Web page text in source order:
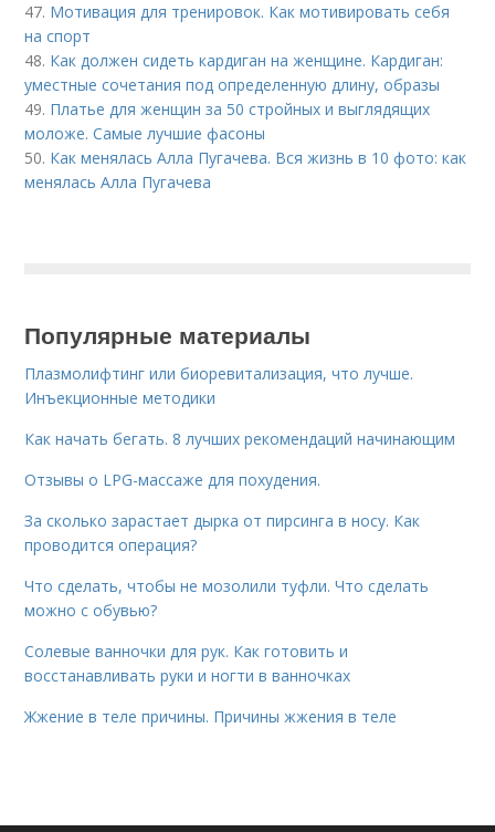
47. Мотивация для тренировок. Как мотивировать себя
на спорт
48. Как должен сидеть кардиган на женщине. Кардиган:
уместные сочетания под определенную длину, образы
49. Платье для женщин за 50 стройных и выглядящих
моложе. Самые лучшие фасоны
50. Как менялась Алла Пугачева. Вся жизнь в 10 фото: как
менялась Алла Пугачева
Популярные материалы
Плазмолифтинг или биоревитализация, что лучше.
Инъекционные методики
Как начать бегать. 8 лучших рекомендаций начинающим
Отзывы о LPG-массаже для похудения.
За сколько зарастает дырка от пирсинга в носу. Как
проводится операция?
Что сделать, чтобы не мозолили туфли. Что сделать
можно с обувью?
Солевые ванночки для рук. Как готовить и
восстанавливать руки и ногти в ванночках
Жжение в теле причины. Причины жжения в теле